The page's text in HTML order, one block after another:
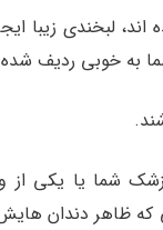
لبخندی زیبا
به خوبی ردیف
شما یا یکی از
که ظاهر دندان